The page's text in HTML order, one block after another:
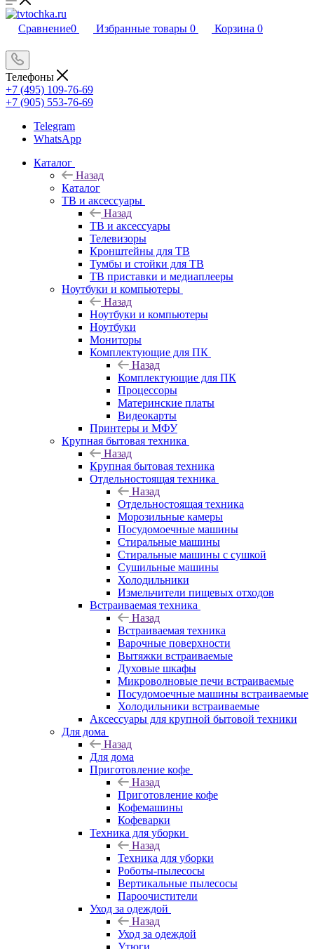
Сравнение0 Избранные товары 0 Корзина 0
Телефоны
+7 (495) 109-76-69
+7 (905) 553-76-69
Telegram
WhatsApp
Каталог
Назад
Каталог
ТВ и аксессуары
Назад
ТВ и аксессуары
Телевизоры
Кронштейны для ТВ
Тумбы и стойки для ТВ
ТВ приставки и медиаплееры
Ноутбуки и компьютеры
Назад
Ноутбуки и компьютеры
Ноутбуки
Мониторы
Комплектующие для ПК
Назад
Комплектующие для ПК
Процессоры
Материнские платы
Видеокарты
Принтеры и МФУ
Крупная бытовая техника
Назад
Крупная бытовая техника
Отдельностоящая техника
Назад
Отдельностоящая техника
Морозильные камеры
Посудомоечные машины
Стиральные машины
Стиральные машины с сушкой
Сушильные машины
Холодильники
Измельчители пищевых отходов
Встраиваемая техника
Назад
Встраиваемая техника
Варочные поверхности
Вытяжки встраиваемые
Духовые шкафы
Микроволновые печи встраиваемые
Посудомоечные машины встраиваемые
Холодильники встраиваемые
Аксессуары для крупной бытовой техники
Для дома
Назад
Для дома
Приготовление кофе
Назад
Приготовление кофе
Кофемашины
Кофеварки
Техника для уборки
Назад
Техника для уборки
Роботы-пылесосы
Вертикальные пылесосы
Пароочистители
Уход за одеждой
Назад
Уход за одеждой
Утюги